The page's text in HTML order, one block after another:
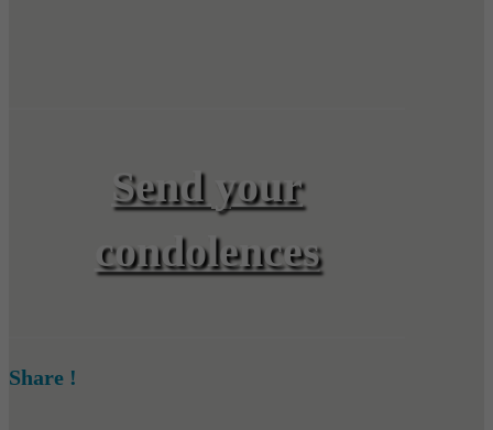
Send your
condolences
Share !